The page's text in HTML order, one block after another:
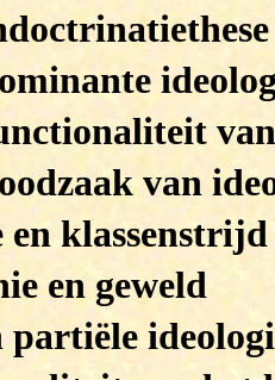
van
en klassenstrijd
en geweld
partiële